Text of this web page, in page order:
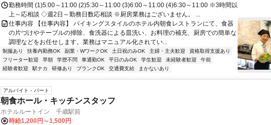
勤務時間 (1)5:00～11:00 (2)5:30～11:00 (3)6:00～11:00 (4)6:30～11:00 ※3時間以
上～応相談 ◇週2日～勤務日数応相談 ※厨房業務はございません。 ...
仕事内容 【仕事内容】 バイキングスタイルのホテル内朝食レストランにて、食器
の片づけやテーブルの掃除、食洗器による皿洗い、お料理の補充、厨房での簡単な
調理などをお任せします。業務はマニュアル化されてい...
制服あり 扶養内勤務OK 副業・WワークOK 土日祝のみOK 主婦・主夫歓迎
資格取得支援あり
フリーター歓迎
早朝 学歴不問 車通勤OK 平日のみOK 学生歓迎 未経験者歓迎
午前
経験者歓迎
駅ナカ 研修あり ブランクOK 交通費支給 まかないあり
アルバイト・パート
朝食ホール・キッチンスタッフ
ホテルルートイン 千歳駅前
時給1,200円～1,500円